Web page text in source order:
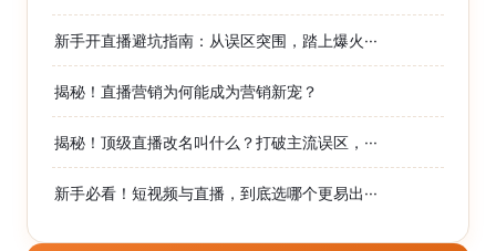
新手开直播避坑指南：从误区突围，踏上爆火···
揭秘！直播营销为何能成为营销新宠？
揭秘！顶级直播改名叫什么？打破主流误区，···
新手必看！短视频与直播，到底选哪个更易出···